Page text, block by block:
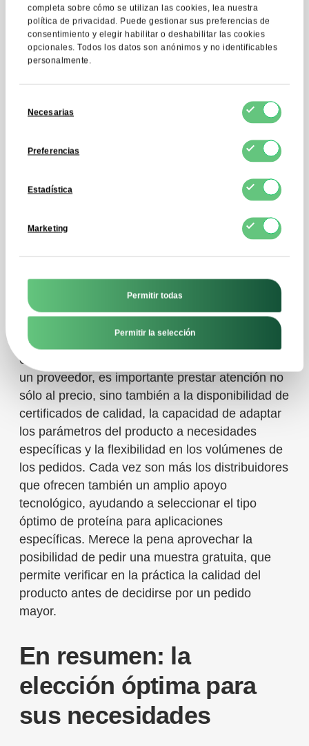
completa sobre cómo se utilizan las cookies, lea nuestra
política de privacidad. Puede gestionar sus preferencias de
consentimiento y elegir habilitar o deshabilitar las cookies
opcionales. Todos los datos son anónimos y no identificables
personalmente.
deNecesarias
Preferencias
Estadística
Marketing
Permitir todas
Permitir la selección
Dónde comprar
calidad: visión general
del mercado de
Encontrar un proveedor fiable de proteína de
soja de alta calidad puede ser todo un reto,
proveedores acreditados, cabe mencionar la
suministro de materias primas alimentarias
certificadas para la industria. A la hora de elegir
un proveedor, es importante prestar atención no
sólo al precio, sino también a la disponibilidad de
certificados de calidad, la capacidad de adaptar
los parámetros del producto a necesidades
específicas y la flexibilidad en los volúmenes de
los pedidos. Cada vez son más los distribuidores
que ofrecen también un amplio apoyo
tecnológico, ayudando a seleccionar el tipo
óptimo de proteína para aplicaciones
específicas. Merece la pena aprovechar la
posibilidad de pedir una muestra gratuita, que
permite verificar en la práctica la calidad del
producto antes de decidirse por un pedido
mayor.
En resumen: la
elección óptima para
sus necesidades